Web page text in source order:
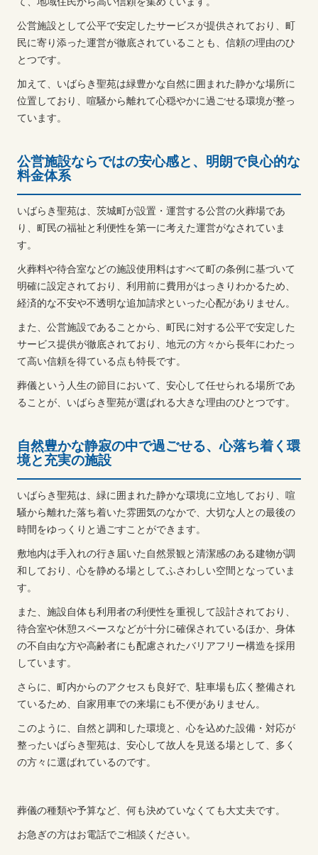
公営施設として公平で安定したサービスが提供されており、町
民に寄り添った運営が徹底されていることも、信頼の理由のひ
とつです。
加えて、いばらき聖苑は緑豊かな自然に囲まれた静かな場所に
位置しており、喧騒から離れて心穏やかに過ごせる環境が整っ
ています。
公営施設ならではの安心感と、明朗で良心的な
料金体系
いばらき聖苑は、茨城町が設置・運営する公営の火葬場であ
り、町民の福祉と利便性を第一に考えた運営がなされていま
す。
火葬料や待合室などの施設使用料はすべて町の条例に基づいて
明確に設定されており、利用前に費用がはっきりわかるため、
経済的な不安や不透明な追加請求といった心配がありません。
また、公営施設であることから、町民に対する公平で安定した
サービス提供が徹底されており、地元の方々から長年にわたっ
て高い信頼を得ている点も特長です。
葬儀という人生の節目において、安心して任せられる場所であ
ることが、いばらき聖苑が選ばれる大きな理由のひとつです。
自然豊かな静寂の中で過ごせる、心落ち着く環
境と充実の施設
いばらき聖苑は、緑に囲まれた静かな環境に立地しており、喧
騒から離れた落ち着いた雰囲気のなかで、大切な人との最後の
時間をゆっくりと過ごすことができます。
敷地内は手入れの行き届いた自然景観と清潔感のある建物が調
和しており、心を静める場としてふさわしい空間となっていま
す。
また、施設自体も利用者の利便性を重視して設計されており、
待合室や休憩スペースなどが十分に確保されているほか、身体
の不自由な方や高齢者にも配慮されたバリアフリー構造を採用
しています。
さらに、町内からのアクセスも良好で、駐車場も広く整備され
ているため、自家用車での来場にも不便がありません。
このように、自然と調和した環境と、心を込めた設備・対応が
整ったいばらき聖苑は、安心して故人を見送る場として、多く
の方々に選ばれているのです。
葬儀の種類や予算など、何も決めていなくても大丈夫です。
お急ぎの方はお電話でご相談ください。